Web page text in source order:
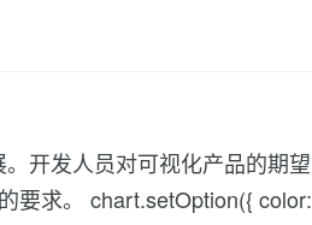
开发人员对可视化产品的期望
要求。 chart.setOption({ color: